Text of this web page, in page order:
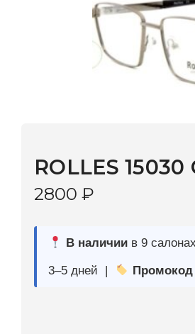
В наличии в 9 салонах
3–5 дней |